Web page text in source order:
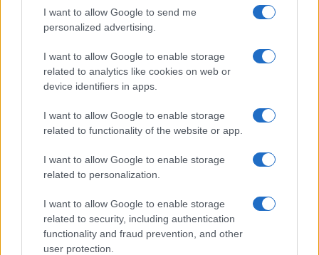
I want to allow Google to send me
personalized advertising.
I want to allow Google to enable storage
related to analytics like cookies on web or
device identifiers in apps.
I want to allow Google to enable storage
related to functionality of the website or app.
I want to allow Google to enable storage
related to personalization.
I want to allow Google to enable storage
related to security, including authentication
functionality and fraud prevention, and other
user protection.
Continua a leggere